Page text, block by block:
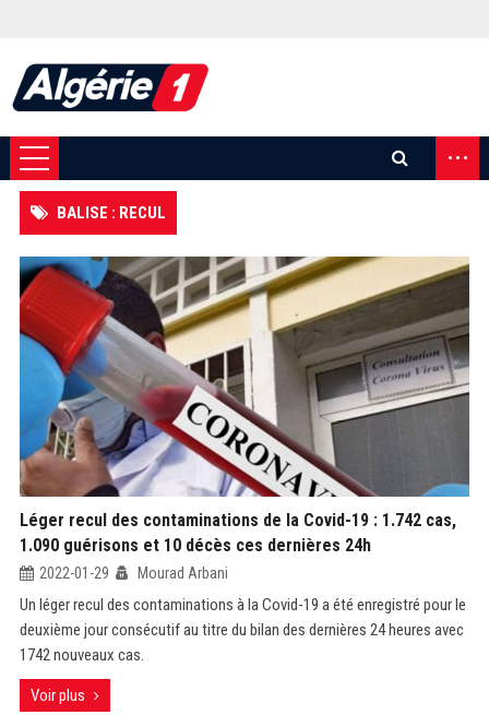
...
BALISE : RECUL
Léger recul des contaminations de la Covid-19 : 1.742 cas,
1.090 guérisons et 10 décès ces dernières 24h
2022-01-29 Mourad Arbani
Un léger recul des contaminations à la Covid-19 a été enregistré pour le
deuxième jour consécutif au titre du bilan des dernières 24 heures avec
1742 nouveaux cas.
Voir plus